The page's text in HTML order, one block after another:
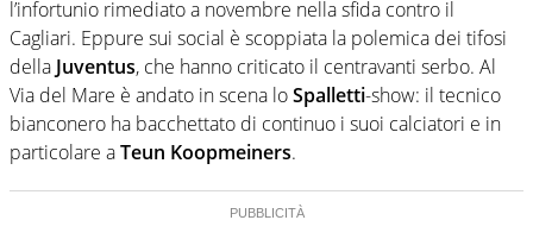
l’infortunio rimediato a novembre nella sfida contro il
Cagliari. Eppure sui social è scoppiata la polemica dei tifosi
della Juventus, che hanno criticato il centravanti serbo. Al
Via del Mare è andato in scena loSpalletti-show: il tecnico
bianconero ha bacchettato di continuo i suoi calciatori e in
particolare aTeun Koopmeiners.